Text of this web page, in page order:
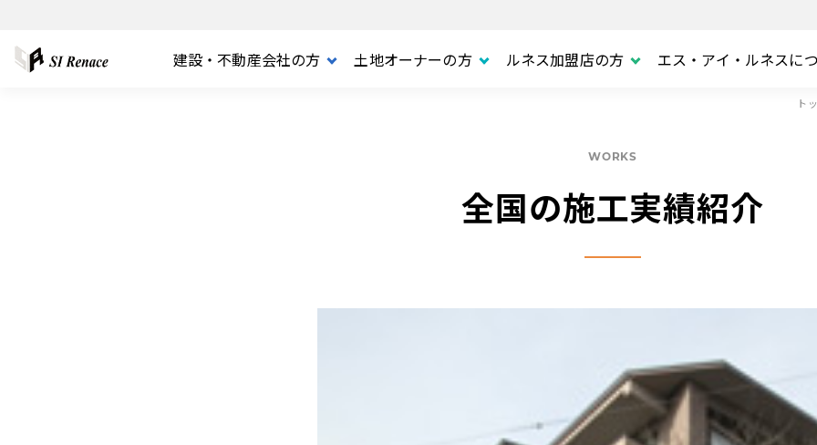
建設・不動産会社の方 土地オーナーの方 ルネス加盟店の方 エス・アイ・ルネスに
ト
WORKS
全国の施工実績紹介